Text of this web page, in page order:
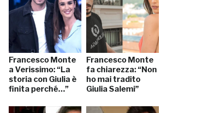
Francesco Monte
a Verissimo: “La
storia con Giulia è
finita perché…”
Francesco Monte
fa chiarezza: “Non
ho mai tradito
Giulia Salemi”